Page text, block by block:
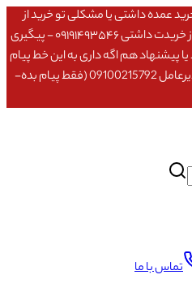
عمده داشتی یا مشکلی تو خرید از
سایت ۰۹۱۰۹۸۰۸۵۶۵- مشکلی بعد از خریدت داشتی ۰۹۱۹۱۴۹۳۵۴۶ - پیگیری
- انتقاد یا پیشنهاد هم اگه داری به این خط پیام
بده مستقیم میره تو صندوق پیام مدیرعامل 09100215792 (فقط پیام بده-
تماس با ما